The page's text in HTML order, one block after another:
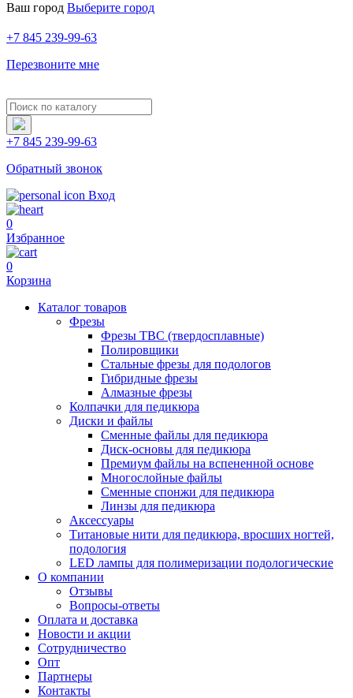
Ваш город Выберите город
+7 845 239-99-63
Перезвоните мне
+7 845 239-99-63
Обратный звонок
Вход
0
Избранное
0
Корзина
Каталог товаров
Фрезы
Фрезы ТВС (твердосплавные)
Полировщики
Стальные фрезы для подологов
Гибридные фрезы
Алмазные фрезы
Колпачки для педикюра
Диски и файлы
Сменные файлы для педикюра
Диск-основы для педикюра
Премиум файлы на вспененной основе
Многослойные файлы
Сменные спонжи для педикюра
Линзы для педикюра
Аксессуары
Титановые нити для педикюра, вросших ногтей,
подология
LED лампы для полимеризации подологические
О компании
Отзывы
Вопросы-ответы
Оплата и доставка
Новости и акции
Сотрудничество
Опт
Партнеры
Контакты